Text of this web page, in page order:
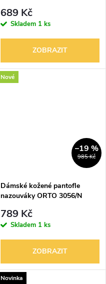
689 Kč
Skladem 1 ks
ZOBRAZIT
Nové
985 Kč
–19 %
Dámské kožené pantofle
nazouváky ORTO 3056/N
789 Kč
Skladem 1 ks
ZOBRAZIT
Novinka